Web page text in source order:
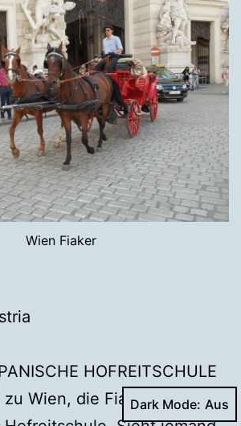
Wien Fiaker
HOFREITSCHULE
Wien, die Fiaker genauso
Dark Mode: